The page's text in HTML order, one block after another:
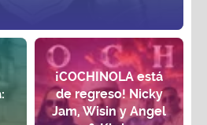
¡COCHINOLA está
de regreso! Nicky
Jam, Wisin y Angel